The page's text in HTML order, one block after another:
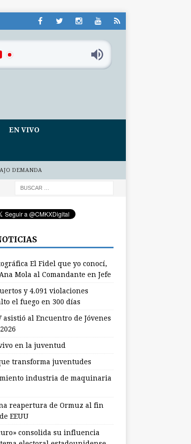
EN VIVO
DEMANDA
El Fidel que yo conocí,
Mola al Comandante en Jefe
y 4.091 violaciones
el fuego en 300 días
asistió al Encuentro de Jóvenes
en la juventud
transforma juventudes
industria de maquinaria
reapertura de Ormuz al fin
EEUU
consolida su influencia